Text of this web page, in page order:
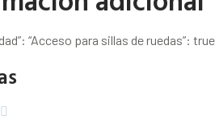
“Acceso para sillas de ruedas”:
